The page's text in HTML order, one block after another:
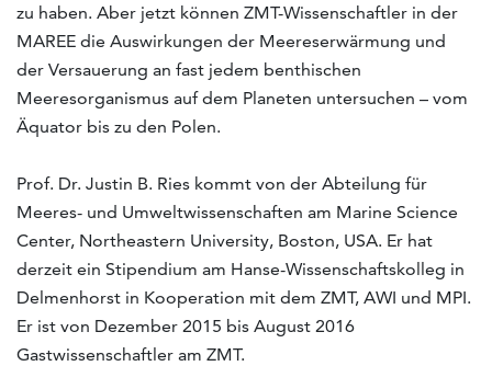
zu haben. Aber jetzt können ZMT-Wissenschaftler in der
MAREE die Auswirkungen der Meereserwärmung und
der Versauerung an fast jedem benthischen
Meeresorganismus auf dem Planeten untersuchen – vom
Äquator bis zu den Polen.
Prof. Dr. Justin B. Ries kommt von der Abteilung für
Meeres- und Umweltwissenschaften am Marine Science
Center, Northeastern University, Boston, USA. Er hat
derzeit ein Stipendium am Hanse-Wissenschaftskolleg in
Delmenhorst in Kooperation mit dem ZMT, AWI und MPI.
Er ist von Dezember 2015 bis August 2016
Gastwissenschaftler am ZMT.